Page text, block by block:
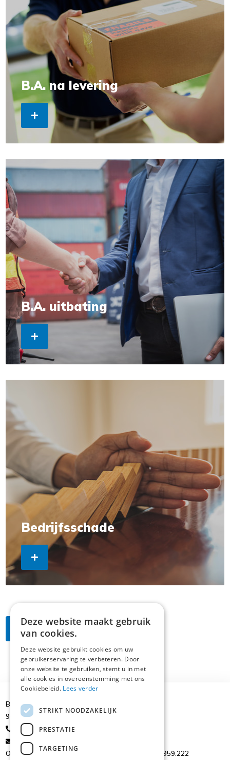
B.A. na levering
B.A. uitbating
Bedrijfsschade
Meer info? Contacteer ons
Brusselsesteenweg 39
9050 Ledeberg
+32 9/224.43.77
gail@starinsurance.be
ON: 0844.017.982 - ON. 0436.740.718 - ON. 0473.959.222
Deze website maakt gebruik
van cookies.
Deze website gebruikt cookies om uw
gebruikerservaring te verbeteren. Door
onze website te gebruiken, stemt u in met
alle cookies in overeenstemming met ons
Cookiebeleid. Lees verder
STRIKT NOODZAKELIJK
PRESTATIE
TARGETING